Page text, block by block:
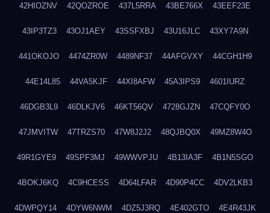
42HIOZNV 42QOZROE 437L5RRA 43BE766X 43EEF23E
43IP3TZ3 43OJ1AEY 43SSFXBJ 43U16JLC 43XY7A9N
441OKOJO 4474ZR0W 4489NF37 44AFGVXY 44CGH1H9
44E14L85 44VA5KJF 44XI8AFW 45A3IPS9 4601IURZ
46DGB3L9 46DLKJV6 46KT56QV 4728GJZN 47CQFY0O
47JMVITW 47TRZS70 47W8J2J2 48QJBQ0X 49MZ8W4O
49R1GYE9 49SPF3MJ 49WWVPJU 4B13IA3F 4B1N5SGO
4BOKJ6KQ 4C9HCESS 4D64LFAR 4D90P4CC 4DV2LKB3
4DWPQY14 4DYW6NWM 4DZ5J3RQ 4E402GTO 4E4R43JK